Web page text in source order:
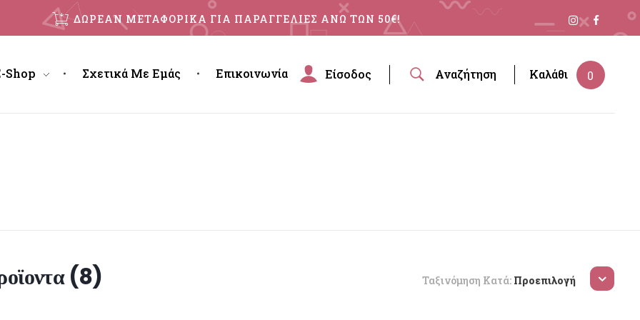
ΔΩΡΕΑΝ ΜΕΤΑΦΟΡΙΚΑ ΓΙΑ ΠΑΡΑΓΓΕΛΙΕΣ ΑΝΩ ΤΩΝ 50€!
Shop Σχετικά Με Εμάς Επικοινωνία Είσοδος Αναζήτηση 0
Καλάθι
(8) Ταξινόμηση Κατά: Προεπιλογή